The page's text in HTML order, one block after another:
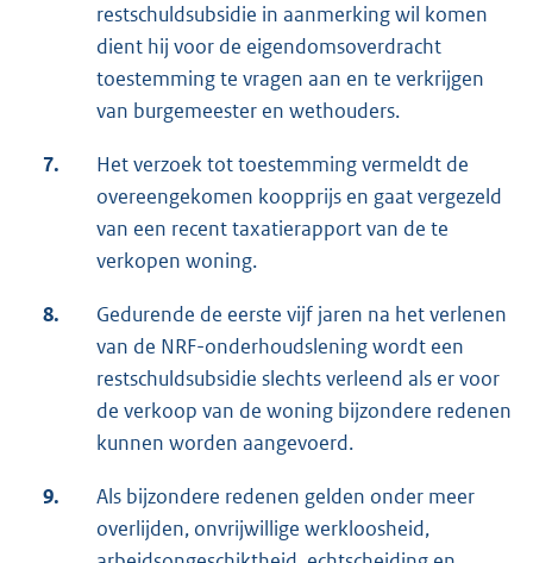
restschuldsubsidie in aanmerking wil komen
dient hij voor de eigendomsoverdracht
toestemming te vragen aan en te verkrijgen
van burgemeester en wethouders.
7.
Het verzoek tot toestemming vermeldt de
overeengekomen koopprijs en gaat vergezeld
van een recent taxatierapport van de te
verkopen woning.
8.
Gedurende de eerste vijf jaren na het verlenen
van de NRF-onderhoudslening wordt een
restschuldsubsidie slechts verleend als er voor
de verkoop van de woning bijzondere redenen
kunnen worden aangevoerd.
9.
Als bijzondere redenen gelden onder meer
overlijden, onvrijwillige werkloosheid,